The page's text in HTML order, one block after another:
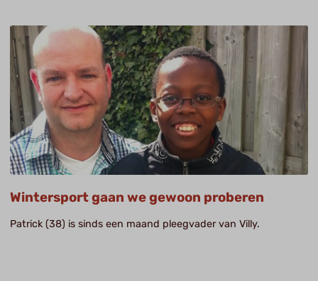
Wintersport gaan we gewoon proberen
Patrick (38) is sinds een maand pleegvader van Villy.